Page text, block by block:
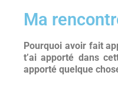
Ma
Pourquoi avoir fait
t’ai apporté dans
apporté quelque